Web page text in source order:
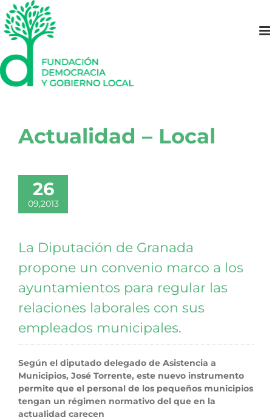
Saltar
al
contenido
Actualidad – Local
26
09,2013
La Diputación de Granada
propone un convenio marco a los
ayuntamientos para regular las
relaciones laborales con sus
empleados municipales.
Según el diputado delegado de Asistencia a
Municipios, José Torrente, este nuevo instrumento
permite que el personal de los pequeños municipios
tengan un régimen normativo del que en la
actualidad carecen